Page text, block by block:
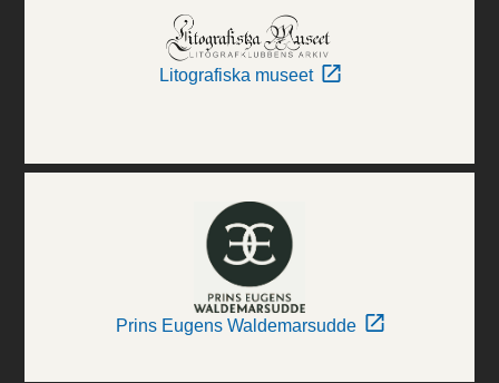
Litografiska museet
Prins Eugens Waldemarsudde